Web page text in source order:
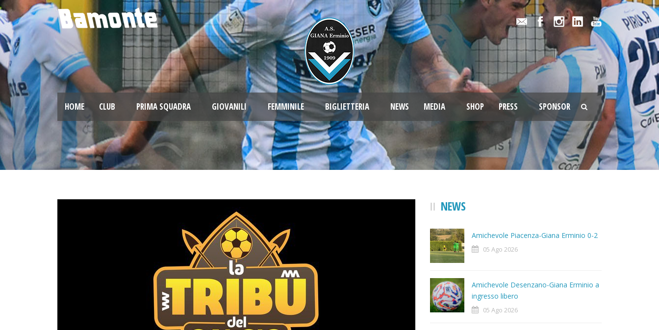
HOME CLUB PRIMA SQUADRA GIOVANILI FEMMINILE BIGLIETTERIA NEWS MEDIA SHOP PRESS SPONSOR
NEWS
Amichevole Piacenza-Giana Erminio 0-2
05 Ago 2026
Amichevole Desenzano-Giana Erminio a
ingresso libero
05 Ago 2026